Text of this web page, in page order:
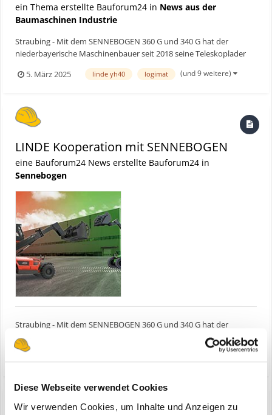
Diese Webseite verwendet Cookies
Wir verwenden Cookies, um Inhalte und Anzeigen zu
ein Thema erstellte Bauforum24 in News aus der
Baumaschinen Industrie
Straubing - Mit dem SENNEBOGEN 360 G und 340 G hat der
niederbayerische Maschinenbauer seit 2018 seine Teleskoplader
erfolgreich im anspruchsvollen Materialumschlag etabliert. Zur
internationalen Fachmesse für Intralogistik-Lösungen LogiMAT
5. März 2025 linde yh40 logimat (und 9 weitere)
LINDE Kooperation mit SENNEBOGEN
eine Bauforum24 News erstellte Bauforum24 in
Sennebogen
Straubing - Mit dem SENNEBOGEN 360 G und 340 G hat der
niederbayerische Maschinenbauer seit 2018 seine Teleskoplader
erfolgreich im anspruchsvollen Materialumschlag etabliert. Zur
internationalen Fachmesse für Intralogistik-Lösungen LogiMAT
(und 9 weitere)